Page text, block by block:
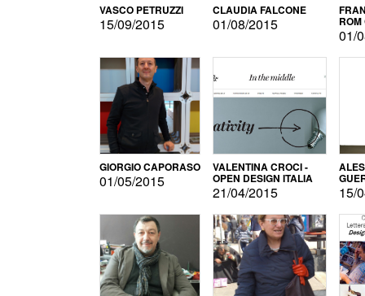
VASCO PETRUZZI
15/09/2015
CLAUDIA FALCONE
01/08/2015
01/
GIORGIO CAPORASO
01/05/2015
VALENTINA CROCI -
OPEN DESIGN ITALIA
21/04/2015 15/